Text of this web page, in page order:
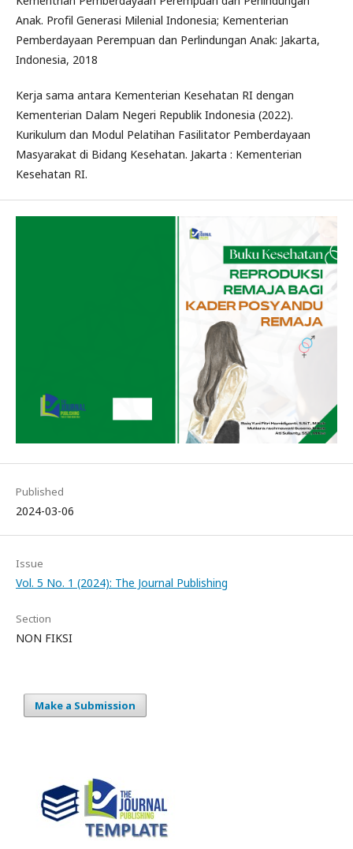
Anak. Proﬁl Generasi Milenial Indonesia; Kementerian
Pemberdayaan Perempuan dan Perlindungan Anak: Jakarta,
Indonesia, 2018
Kerja sama antara Kementerian Kesehatan RI dengan
Kementerian Dalam Negeri Republik Indonesia (2022).
Kurikulum dan Modul Pelatihan Fasilitator Pemberdayaan
Masyarakat di Bidang Kesehatan. Jakarta : Kementerian
Kesehatan RI.
Published
2024-03-06
Issue
Vol. 5 No. 1 (2024): The Journal Publishing
Section
NON FIKSI
Make a Submission